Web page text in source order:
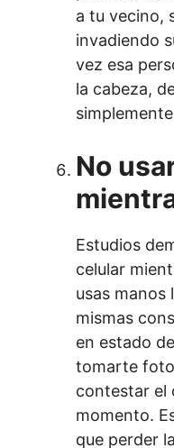
a tu vecino,
invadiendo
vez esa
la cabeza,
No
Estudios
celular
usas manos
mismas
en estado
tomarte
contestar el
momento.
que perder